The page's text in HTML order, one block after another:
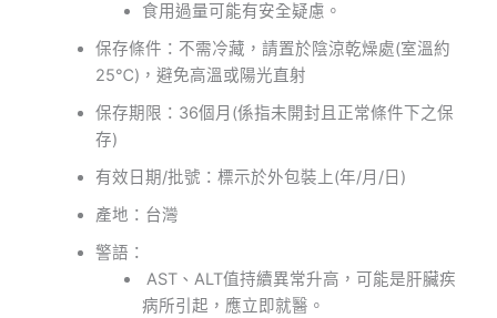
食用過量可能有安全疑慮。
保存條件：不需冷藏，請置於陰涼乾燥處(室溫約
25℃)，避免高溫或陽光直射
保存期限：36個月(係指未開封且正常條件下之保
存)
有效日期/批號：標示於外包裝上(年/月/日)
產地：台灣
警語：
AST、ALT值持續異常升高，可能是肝臟疾
病所引起，應立即就醫。